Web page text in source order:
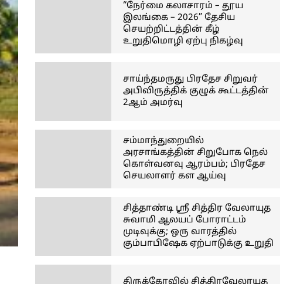
“நேர்மை கலாசாரம் – தூய
இலங்கை – 2026” தேசிய
செயற்றிட்டத்தின் கீழ்
உறுதிமொழி ஏற்பு நிகழ்வு
சாய்ந்தமருது பிரதேச சிறுவர்
அபிவிருத்திக் குழுக் கூட்டத்தின்
2ஆம் அமர்வு
சம்மாந்துறையில்
அரசாங்கத்தின் சிறுபோக நெல்
கொள்வனவு ஆரம்பம்; பிரதேச
செயலாளர் கள ஆய்வு
சித்தாண்டி ஸ்ரீ சித்திர வேலாயுத
சுவாமி ஆலயப் போராட்டம்
முடிவுக்கு; ஒரு வாரத்தில்
கும்பாபிஷேக ஏற்பாடுக்கு உறுதி